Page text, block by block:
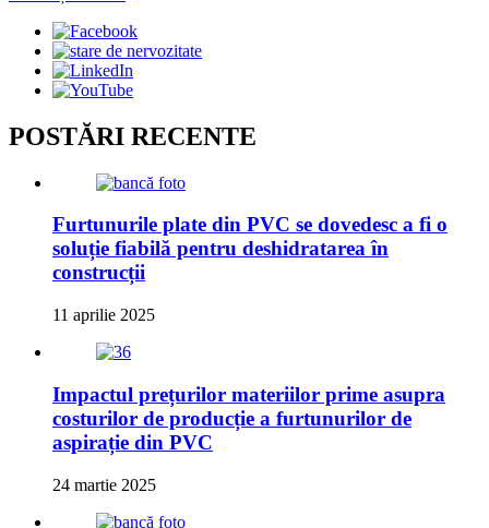
POSTĂRI RECENTE
Furtunurile plate din PVC se dovedesc a fi o
soluție fiabilă pentru deshidratarea în
construcții
11 aprilie 2025
Impactul prețurilor materiilor prime asupra
costurilor de producție a furtunurilor de
aspirație din PVC
24 martie 2025